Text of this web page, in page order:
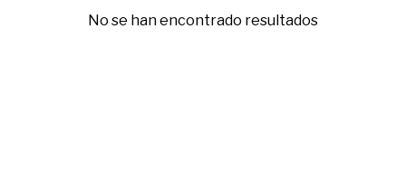
No se han encontrado resultados